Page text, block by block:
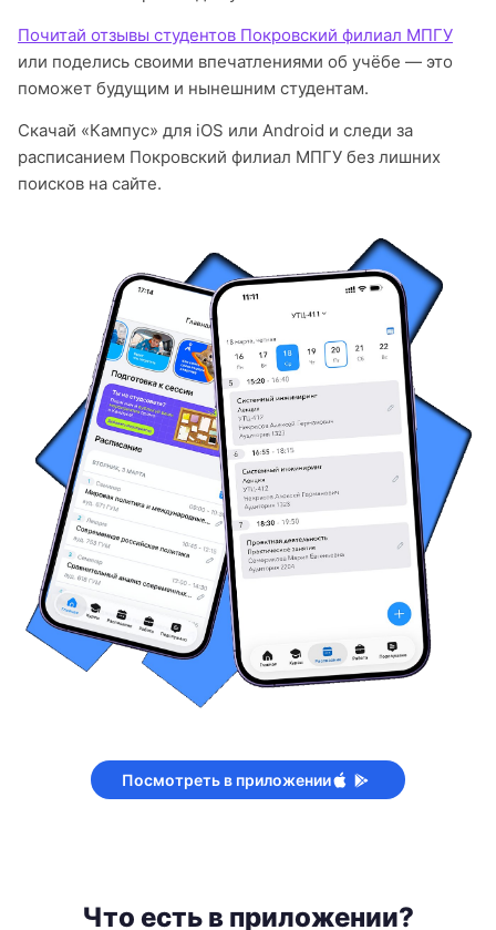
Почитай отзывы студентов Покровский филиал МПГУ
или поделись своими впечатлениями об учёбе — это
поможет будущим и нынешним студентам.
Скачай «Кампус» для iOS или Android и следи за
расписанием Покровский филиал МПГУ без лишних
поисков на сайте.
Посмотреть в приложении
Что есть в приложении?